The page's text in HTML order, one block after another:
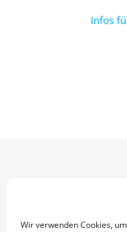
Wir verwenden Cookies,
Infos